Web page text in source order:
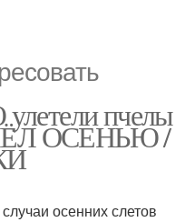
пчелы
ОСЕНЬЮ /
осенних слетов